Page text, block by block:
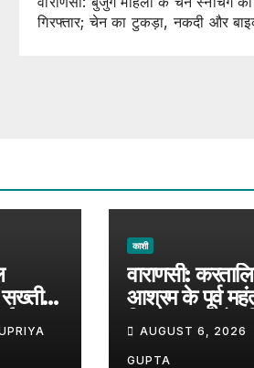
गिरफ्तार; चेन का टुकड़ा, नकदी और
जा
काशी
वाराणसी:
आश्रम के पूर्व
किशोर दास को
पर दी गई जल
AUGUST 6, 2026
GUPTA